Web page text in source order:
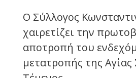
Ο Σύλλογος
χαιρετίζει την
αποτροπή του
μετατροπής της Αγίας